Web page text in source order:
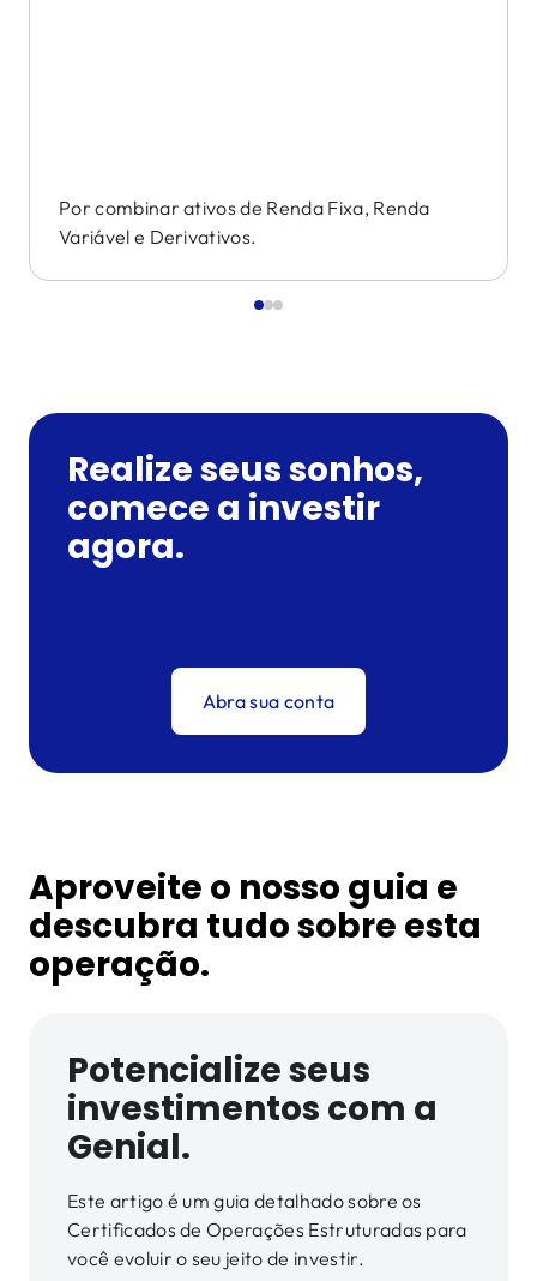
Por combinar ativos de Renda Fixa, Renda
Variável e Derivativos.
Realize seus sonhos,
comece a investir
agora.
Abra sua conta
Aproveite o nosso guia e
descubra tudo sobre esta
operação.
Potencialize seus
investimentos com a
Genial.
Este artigo é um guia detalhado sobre os
Certificados de Operações Estruturadas para
você evoluir o seu jeito de investir.